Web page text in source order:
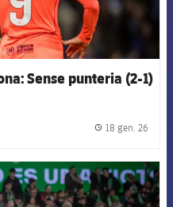
Sense punteria (2-1)
18 gen. 26
Barcelona badge